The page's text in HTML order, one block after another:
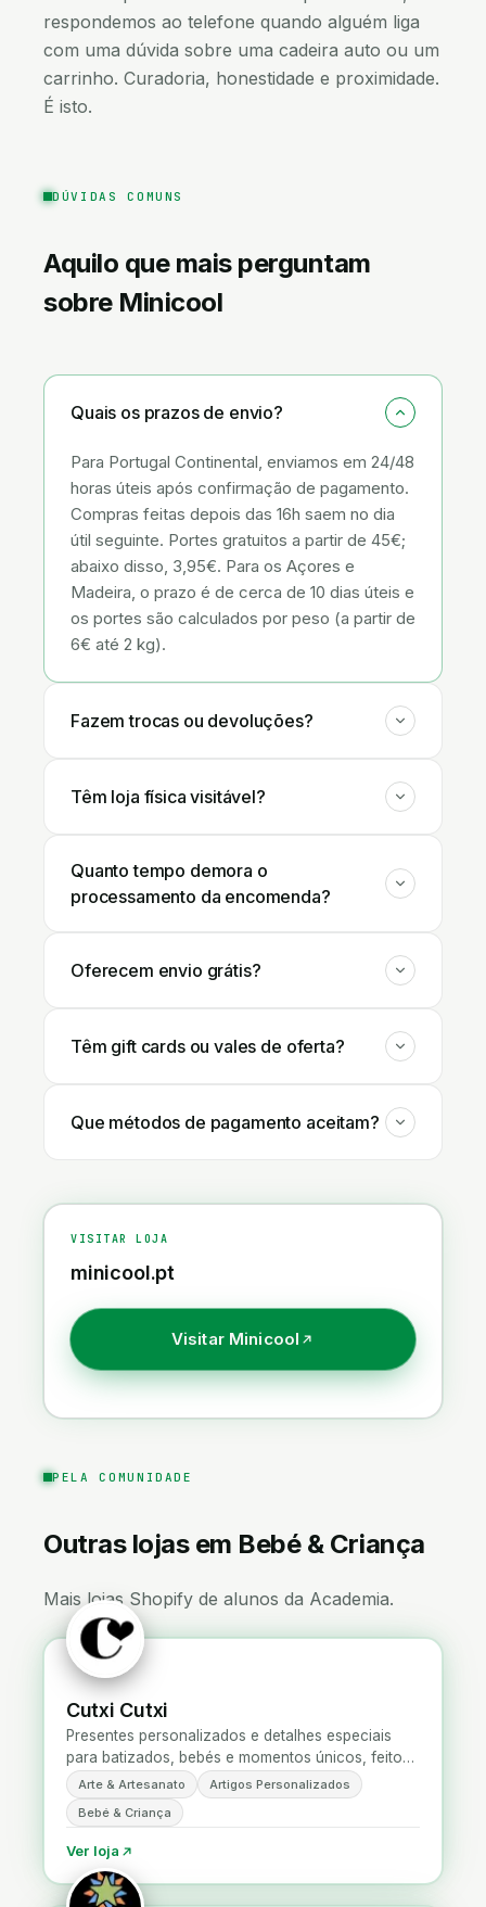
respondemos ao telefone quando alguém liga
com uma dúvida sobre uma cadeira auto ou um
carrinho. Curadoria, honestidade e proximidade.
É isto.
DÚVIDAS COMUNS
Aquilo que mais perguntam
sobre Minicool
Quais os prazos de envio?
Para Portugal Continental, enviamos em 24/48
horas úteis após confirmação de pagamento.
Compras feitas depois das 16h saem no dia
útil seguinte. Portes gratuitos a partir de 45€;
abaixo disso, 3,95€. Para os Açores e
Madeira, o prazo é de cerca de 10 dias úteis e
os portes são calculados por peso (a partir de
6€ até 2 kg).
Fazem trocas ou devoluções?
Têm loja física visitável?
Quanto tempo demora o
processamento da encomenda?
Oferecem envio grátis?
Têm gift cards ou vales de oferta?
Que métodos de pagamento aceitam?
VISITAR LOJA
minicool.pt
Visitar Minicool
PELA COMUNIDADE
Outras lojas em Bebé & Criança
Mais lojas Shopify de alunos da Academia.
Cutxi Cutxi
Presentes personalizados e detalhes especiais
para batizados, bebés e momentos únicos, feitos
com carinho em Portugal.
Arte & Artesanato
Artigos Personalizados
Bebé & Criança
Ver loja